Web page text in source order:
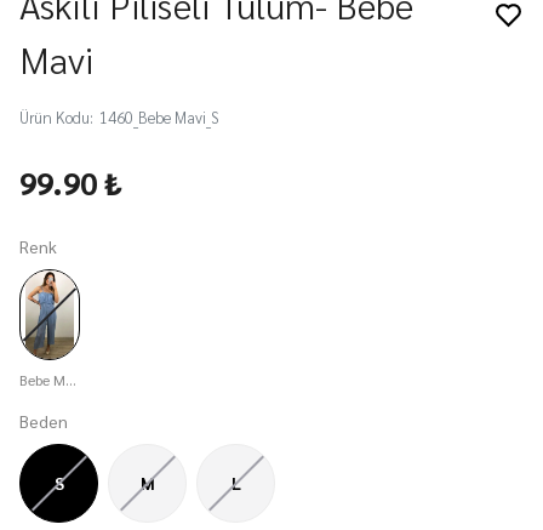
Mavi
Ürün Kodu: 1460_Bebe Mavi_S
99.90 ₺
Renk
Bebe Mavi
Beden
S M L